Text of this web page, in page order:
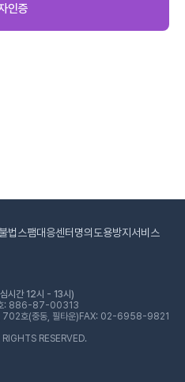
인증
불법스팸대응센터 명의도용방지서비스
시간 12시 - 13시)
호: 886-87-00313
호(중동, 필타운) FAX: 02-6958-9821
RESERVED.